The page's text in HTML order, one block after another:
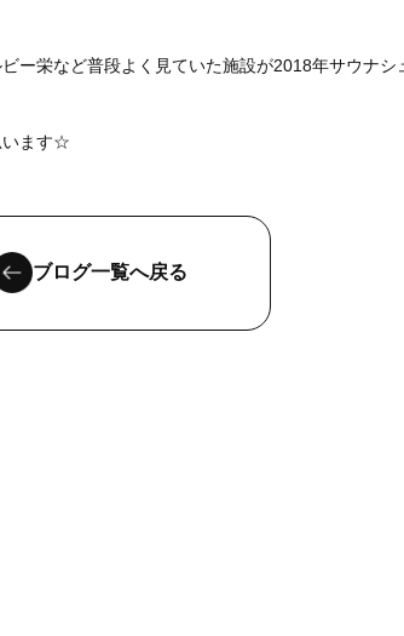
ー栄など普段よく見ていた施設が2018年サウナ
います☆
ブログ一覧へ戻る